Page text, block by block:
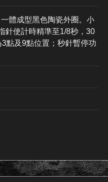
體成型黑色陶瓷外圈。小
針使計時精準至1/8秒，30
點及9點位置；秒針暫停功